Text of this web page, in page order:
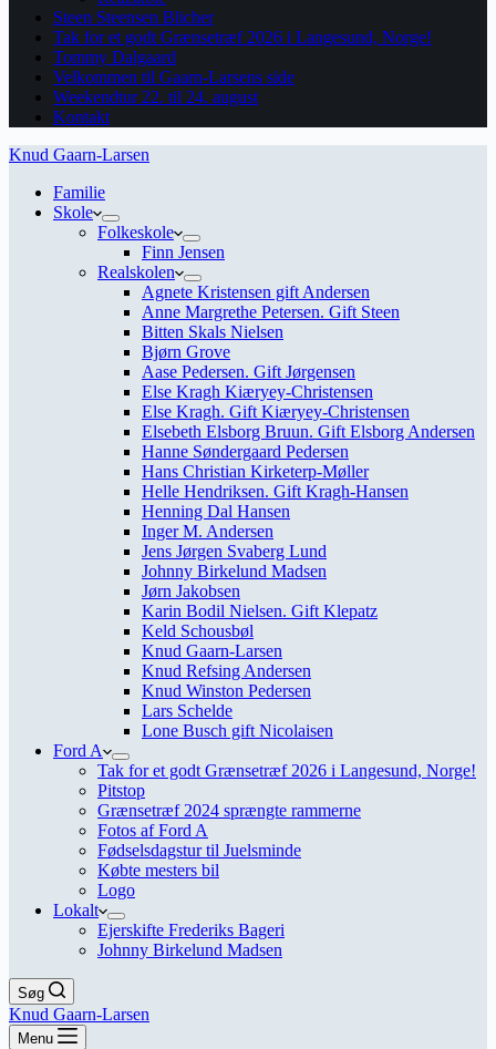
Steen Steensen Blicher
Tak for et godt Grænsetræf 2026 i Langesund, Norge!
Tommy Dalgaard
Velkommen til Gaarn-Larsens side
Weekendtur 22. til 24. august
Kontakt
Knud Gaarn-Larsen
Familie
Skole
Folkeskole
Finn Jensen
Realskolen
Agnete Kristensen gift Andersen
Anne Margrethe Petersen. Gift Steen
Bitten Skals Nielsen
Bjørn Grove
Aase Pedersen. Gift Jørgensen
Else Kragh Kiæryey-Christensen
Else Kragh. Gift Kiæryey-Christensen
Elsebeth Elsborg Bruun. Gift Elsborg Andersen
Hanne Søndergaard Pedersen
Hans Christian Kirketerp-Møller
Helle Hendriksen. Gift Kragh-Hansen
Henning Dal Hansen
Inger M. Andersen
Jens Jørgen Svaberg Lund
Johnny Birkelund Madsen
Jørn Jakobsen
Karin Bodil Nielsen. Gift Klepatz
Keld Schousbøl
Knud Gaarn-Larsen
Knud Refsing Andersen
Knud Winston Pedersen
Lars Schelde
Lone Busch gift Nicolaisen
Ford A
Tak for et godt Grænsetræf 2026 i Langesund, Norge!
Pitstop
Grænsetræf 2024 sprængte rammerne
Fotos af Ford A
Fødselsdagstur til Juelsminde
Købte mesters bil
Logo
Lokalt
Ejerskifte Frederiks Bageri
Johnny Birkelund Madsen
Søg
Knud Gaarn-Larsen
Menu